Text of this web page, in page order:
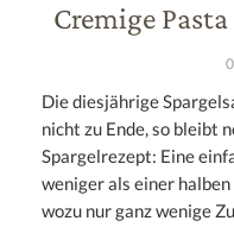
Cremige
Die diesjährige
nicht zu Ende, so bleibt
Spargelrezept: Eine
weniger als einer
wozu nur ganz wenige